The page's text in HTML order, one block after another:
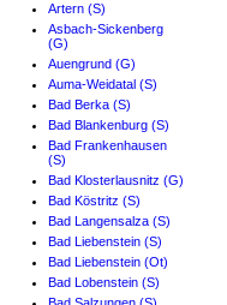
Artern (S)
Asbach-Sickenberg
(G)
Auengrund (G)
Auma-Weidatal (S)
Bad Berka (S)
Bad Blankenburg (S)
Bad Frankenhausen
(S)
Bad Klosterlausnitz (G)
Bad Köstritz (S)
Bad Langensalza (S)
Bad Liebenstein (S)
Bad Liebenstein (Ot)
Bad Lobenstein (S)